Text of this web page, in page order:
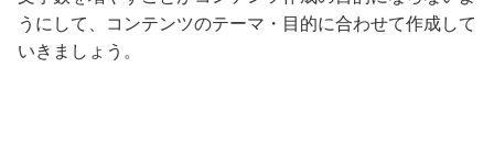
うにして、コンテンツのテーマ・目的に合わせて作成して
いきましょう。